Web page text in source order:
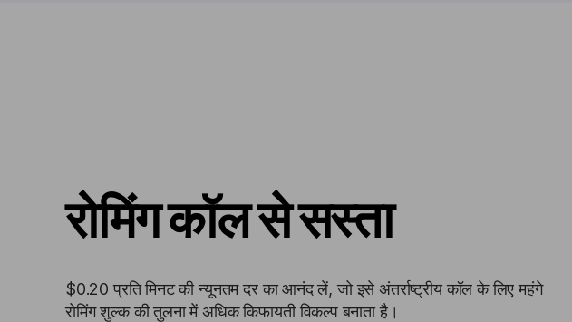
रोमिंग कॉल से सस्ता
$0.20 प्रति मिनट की न्यूनतम दर का आनंद लें, जो इसे अंतर्राष्ट्रीय कॉल के लिए महंगे
रोमिंग शुल्क की तुलना में अधिक किफायती विकल्प बनाता है।